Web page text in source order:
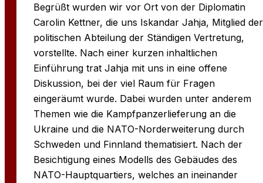
Begrüßt wurden wir vor Ort von der Diplomatin
Carolin Kettner, die uns Iskandar Jahja, Mitglied der
politischen Abteilung der Ständigen Vertretung,
vorstellte. Nach einer kurzen inhaltlichen
Einführung trat Jahja mit uns in eine offene
Diskussion, bei der viel Raum für Fragen
eingeräumt wurde. Dabei wurden unter anderem
Themen wie die Kampfpanzerlieferung an die
Ukraine und die NATO-Norderweiterung durch
Schweden und Finnland thematisiert. Nach der
Besichtigung eines Modells des Gebäudes des
NATO-Hauptquartiers, welches an ineinander